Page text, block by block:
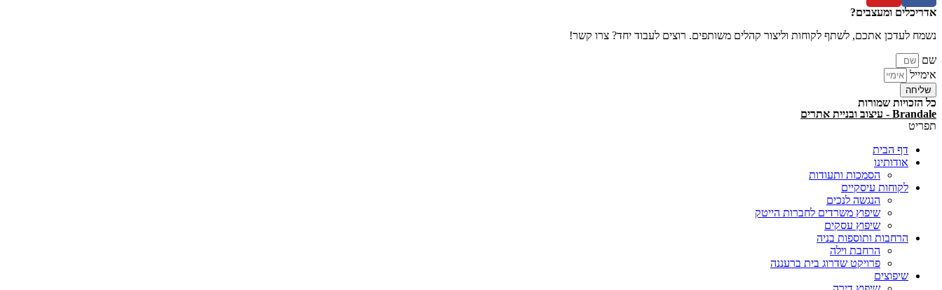
אדריכלים ומעצבים?
נשמח לעדכן אתכם, לשתף לקוחות וליצור קהלים משותפים. רוצים לעבוד יחד? צרו קשר!
שם
אימייל
שליחה
כל הזכויות שמורות
Brandale - עיצוב ובניית אתרים
תפריט
דף הבית
אודותינו
הסמכות ותעודות
לקוחות עיסקיים
הנגשה לנכים
שיפוץ משרדים לחברות הייטק
שיפוץ עסקים
הרחבות ותוספות בניה
הרחבת וילה
פרויקט שדרוג בית ברעננה
שיפוצים